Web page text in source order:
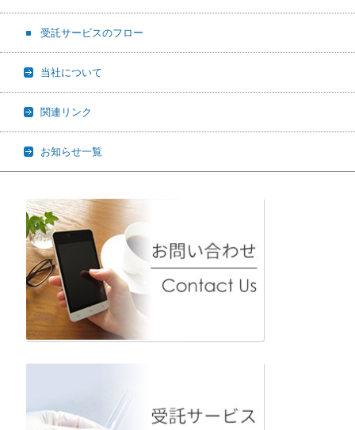
受託サービスのフロー
当社について
関連リンク
お知らせ一覧